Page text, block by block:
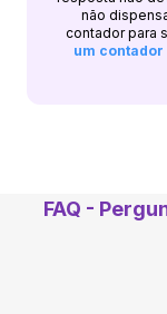
não
contador para
um
FAQ -